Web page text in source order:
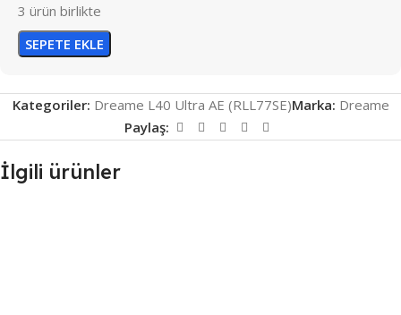
3 ürün birlikte
SEPETE EKLE
Kategoriler: Dreame L40 Ultra AE (RLL77SE)Marka: Dreame
Paylaş:
İlgili ürünler